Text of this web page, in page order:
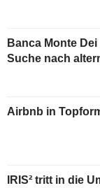
Banca Monte
Suche nach
Airbnb in
IRIS² tritt in die